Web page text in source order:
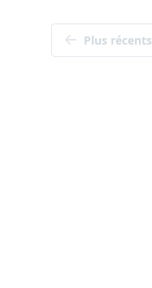
NavigationPlus récents